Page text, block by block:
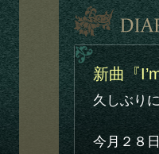
新曲『
久しぶり
今月２８